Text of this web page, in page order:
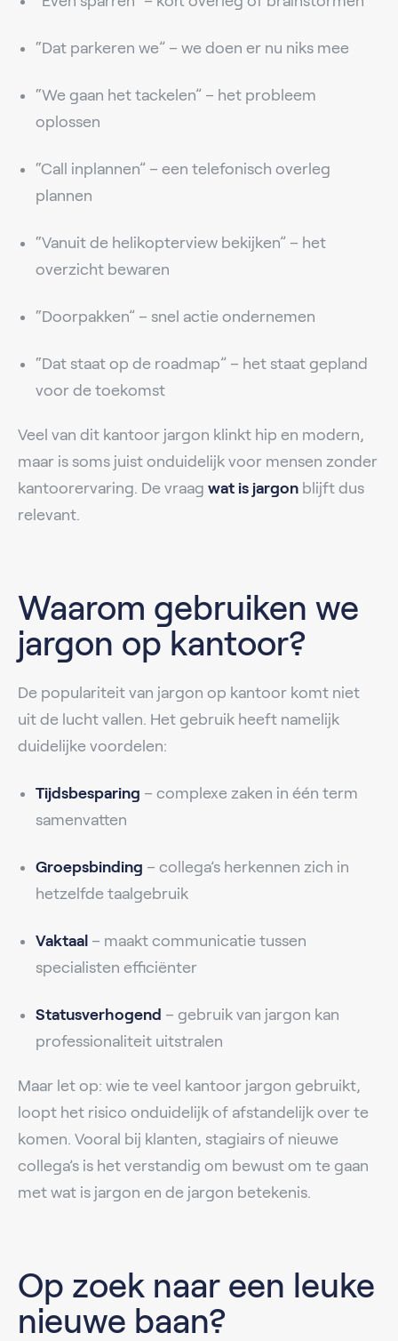
“Dat parkeren we” – we doen er nu niks mee
“We gaan het tackelen” – het probleem
oplossen
“Call inplannen” – een telefonisch overleg
plannen
“Vanuit de helikopterview bekijken” – het
overzicht bewaren
“Doorpakken” – snel actie ondernemen
“Dat staat op de roadmap” – het staat gepland
voor de toekomst
Veel van dit kantoor jargon klinkt hip en modern,
maar is soms juist onduidelijk voor mensen zonder
kantoorervaring. De vraag wat is jargon blijft dus
relevant.
Waarom gebruiken we
jargon op kantoor?
De populariteit van jargon op kantoor komt niet
uit de lucht vallen. Het gebruik heeft namelijk
duidelijke voordelen:
Tijdsbesparing – complexe zaken in één term
samenvatten
Groepsbinding – collega’s herkennen zich in
hetzelfde taalgebruik
Vaktaal – maakt communicatie tussen
specialisten efficiënter
Statusverhogend – gebruik van jargon kan
professionaliteit uitstralen
Maar let op: wie te veel kantoor jargon gebruikt,
loopt het risico onduidelijk of afstandelijk over te
komen. Vooral bij klanten, stagiairs of nieuwe
collega’s is het verstandig om bewust om te gaan
met wat is jargon en de jargon betekenis.
Op zoek naar een leuke
nieuwe baan?